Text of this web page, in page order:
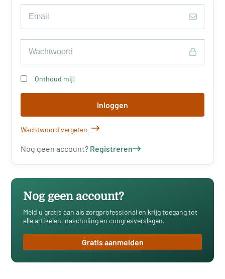
Onthoud mij!
Inloggen
Wachtwoord vergeten
Nog geen account? Registreren
Nog geen account?
Meld u gratis aan als zorgprofessional en krijg toegang tot
alle artikelen, nascholing en congresverslagen.
Gratis aanmelden